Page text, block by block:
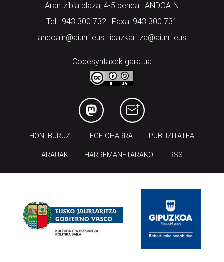
Arantzibia plaza, 4-5 behea | ANDOAIN
Tel.: 943 300 732 | Faxa: 943 300 731
andoain@aiurri.eus | idazkaritza@aiurri.eus
Codesyntaxek garatua
HONI BURUZ LEGE OHARRA PUBLIZITATEA
ARAUAK HARREMANETARAKO RSS